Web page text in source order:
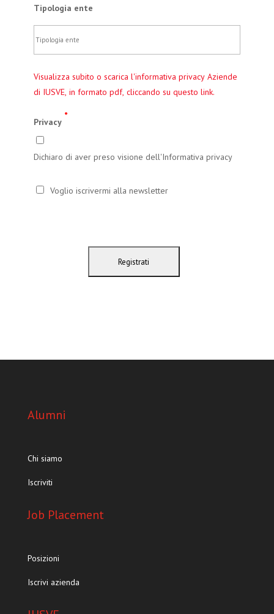
Tipologia ente
Visualizza subito o scarica l'informativa privacy Aziende
di IUSVE, in formato pdf, cliccando su questo link.
Privacy
*
Dichiaro di aver preso visione dell'Informativa privacy
Voglio iscrivermi alla newsletter
Alumni
Chi siamo
Iscriviti
Job Placement
Posizioni
Iscrivi azienda